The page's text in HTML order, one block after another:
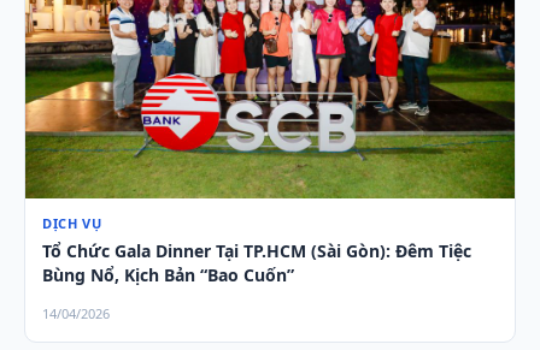
DỊCH VỤ
Tổ Chức Gala Dinner Tại TP.HCM (Sài Gòn): Đêm Tiệc
Bùng Nổ, Kịch Bản “Bao Cuốn”
14/04/2026